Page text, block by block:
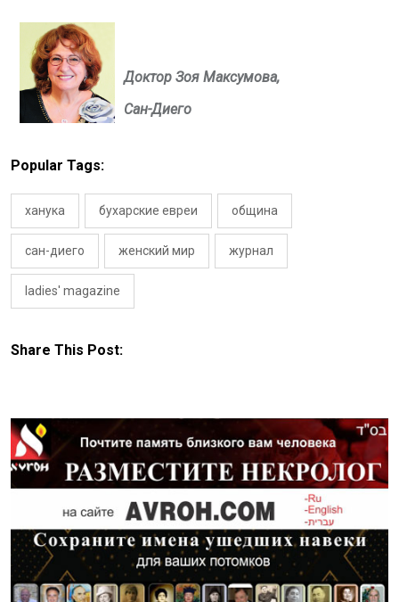
Доктор Зоя Максумова,
Сан-Диего
Popular Tags:
ханука бухарские евреи община
сан-диего женский мир журнал
ladies' magazine
Share This Post: